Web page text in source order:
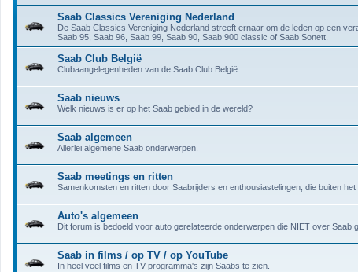
Saab Classics Vereniging Nederland
De Saab Classics Vereniging Nederland streeft ernaar om de leden op een
Saab 95, Saab 96, Saab 99, Saab 90, Saab 900 classic of Saab Sonett.
Saab Club België
Clubaangelegenheden van de Saab Club België.
Saab nieuws
Welk nieuws is er op het Saab gebied in de wereld?
Saab algemeen
Allerlei algemene Saab onderwerpen.
Saab meetings en ritten
Samenkomsten en ritten door Saabrijders en enthousiastelingen, die buiten
Auto's algemeen
Dit forum is bedoeld voor auto gerelateerde onderwerpen die NIET over Saab
Saab in films / op TV / op YouTube
In heel veel films en TV programma's zijn Saabs te zien.